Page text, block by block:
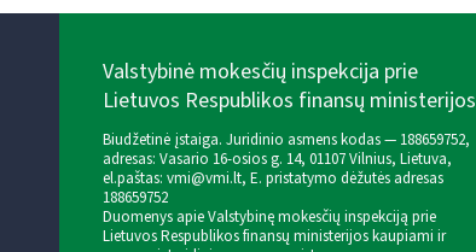
Valstybinė mokesčių inspekcija prie
Lietuvos Respublikos finansų ministerijos
Biudžetinė įstaiga. Juridinio asmens kodas — 188659752,
adresas: Vasario 16-osios g. 14, 01107 Vilnius, Lietuva,
el.paštas: vmi@vmi.lt, E. pristatymo dėžutės adresas
188659752
Duomenys apie Valstybinę mokesčių inspekciją prie
Lietuvos Respublikos finansų ministerijos kaupiami ir